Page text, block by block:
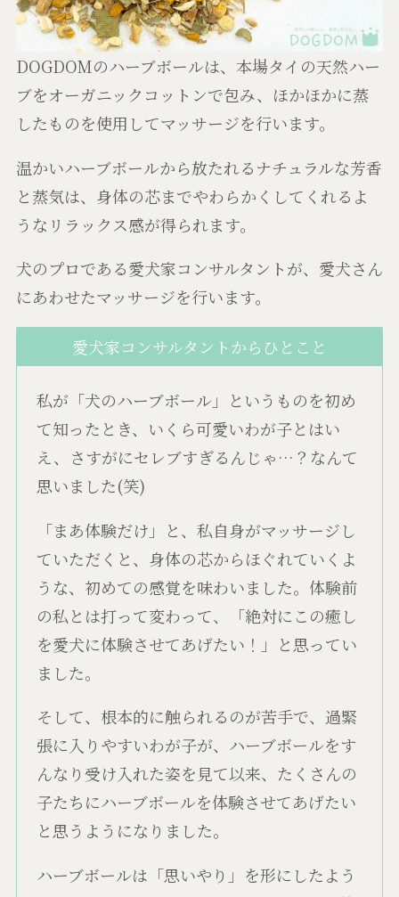
DOGDOMのハーブボールは、本場タイの天然ハー
ブをオーガニックコットンで包み、ほかほかに蒸
したものを使用してマッサージを行います。
温かいハーブボールから放たれるナチュラルな芳香
と蒸気は、身体の芯までやわらかくしてくれるよ
うなリラックス感が得られます。
犬のプロである愛犬家コンサルタントが、愛犬さん
にあわせたマッサージを行います。
愛犬家コンサルタントからひとこと
私が「犬のハーブボール」というものを初め
て知ったとき、いくら可愛いわが子とはい
え、さすがにセレブすぎるんじゃ…？なんて
思いました(笑)
「まあ体験だけ」と、私自身がマッサージし
ていただくと、身体の芯からほぐれていくよ
うな、初めての感覚を味わいました。体験前
の私とは打って変わって、「絶対にこの癒し
を愛犬に体験させてあげたい！」と思ってい
ました。
そして、根本的に触られるのが苦手で、過緊
張に入りやすいわが子が、ハーブボールをす
んなり受け入れた姿を見て以来、たくさんの
子たちにハーブボールを体験させてあげたい
と思うようになりました。
ハーブボールは「思いやり」を形にしたよう